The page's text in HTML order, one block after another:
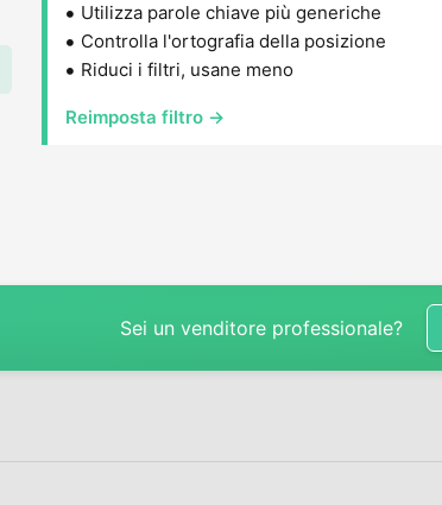
Utilizza parole chiave più generiche
Controlla l'ortografia della posizione
Riduci i filtri, usane meno
Reimposta filtro →
Sei un venditore professionale?